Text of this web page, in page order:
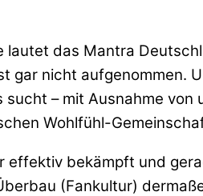
das Mantra
gar nicht aufgenommen.
– mit Ausnahme
Wohlfühl-
bekämpft und
(Fankultur)